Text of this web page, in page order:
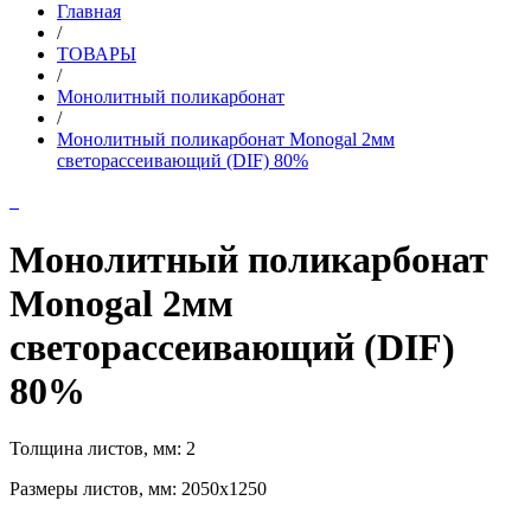
Главная
/
ТОВАРЫ
/
Монолитный поликарбонат
/
Монолитный поликарбонат Monogal 2мм
светорассеивающий (DIF) 80%
Монолитный поликарбонат
Monogal 2мм
светорассеивающий (DIF)
80%
Толщина листов, мм: 2
Размеры листов, мм: 2050х1250